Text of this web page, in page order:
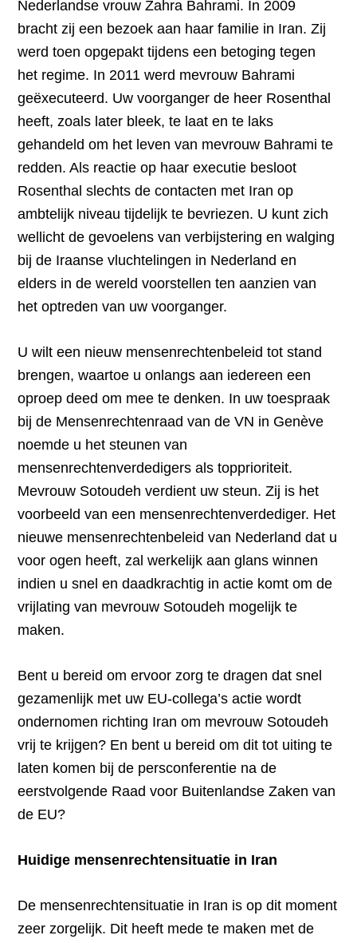
Nederlandse vrouw Zahra Bahrami. In 2009
bracht zij een bezoek aan haar familie in Iran. Zij
werd toen opgepakt tijdens een betoging tegen
het regime. In 2011 werd mevrouw Bahrami
geëxecuteerd. Uw voorganger de heer Rosenthal
heeft, zoals later bleek, te laat en te laks
gehandeld om het leven van mevrouw Bahrami te
redden. Als reactie op haar executie besloot
Rosenthal slechts de contacten met Iran op
ambtelijk niveau tijdelijk te bevriezen. U kunt zich
wellicht de gevoelens van verbijstering en walging
bij de Iraanse vluchtelingen in Nederland en
elders in de wereld voorstellen ten aanzien van
het optreden van uw voorganger.
U wilt een nieuw mensenrechtenbeleid tot stand
brengen, waartoe u onlangs aan iedereen een
oproep deed om mee te denken. In uw toespraak
bij de Mensenrechtenraad van de VN in Genève
noemde u het steunen van
mensenrechtenverdedigers als topprioriteit.
Mevrouw Sotoudeh verdient uw steun. Zij is het
voorbeeld van een mensenrechtenverdediger. Het
nieuwe mensenrechtenbeleid van Nederland dat u
voor ogen heeft, zal werkelijk aan glans winnen
indien u snel en daadkrachtig in actie komt om de
vrijlating van mevrouw Sotoudeh mogelijk te
maken.
Bent u bereid om ervoor zorg te dragen dat snel
gezamenlijk met uw EU-collega’s actie wordt
ondernomen richting Iran om mevrouw Sotoudeh
vrij te krijgen? En bent u bereid om dit tot uiting te
laten komen bij de persconferentie na de
eerstvolgende Raad voor Buitenlandse Zaken van
de EU?
Huidige mensenrechtensituatie in Iran
De mensenrechtensituatie in Iran is op dit moment
zeer zorgelijk. Dit heeft mede te maken met de